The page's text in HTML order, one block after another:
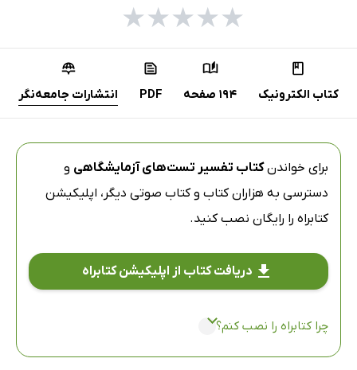
★
★
★
★
★
کتاب الکترونیک 194 صفحه PDF انتشارات جامعه‌نگر
برای خواندنکتاب تفسیر تست‌های آزمایشگاهی و
دسترسی به هزاران کتاب و کتاب صوتی دیگر، اپلیکیشن
کتابراه را رایگان نصب کنید.
دریافت کتاب از اپلیکیشن کتابراه
چرا کتابراه را نصب کنم؟